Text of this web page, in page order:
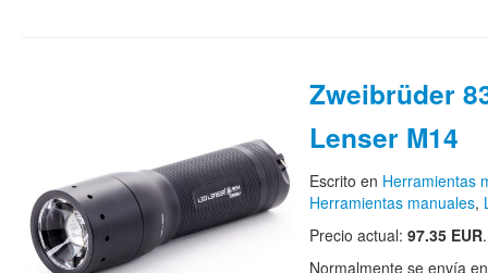
Zweibrüder
Lenser M14
Escrito en Herramientas
Herramientas manuales,
Precio actual: 97.35 EUR.
Normalmente se envía